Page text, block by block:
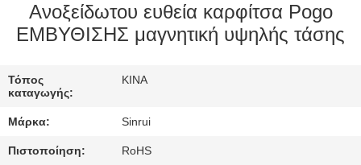
ΠΟΙΟΤΙΚΌΣ
ΜΑΣ
ΕΛΆΤΕ
Ανοξείδωτου ευθεία καρφίτσα Pogo
ΕΜΒΥΘΙΣΗΣ μαγνητική υψηλής τάσης
Τόπος
καταγωγής:
ΚΙΝΑ
Μάρκα: Sinrui
Πιστοποίηση: RoHS